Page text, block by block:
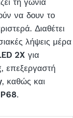
τη γωνία
να δουν το
Διαθέτει
λήψεις μέρα
2X για
επεξεργαστή
, καθώς και
.